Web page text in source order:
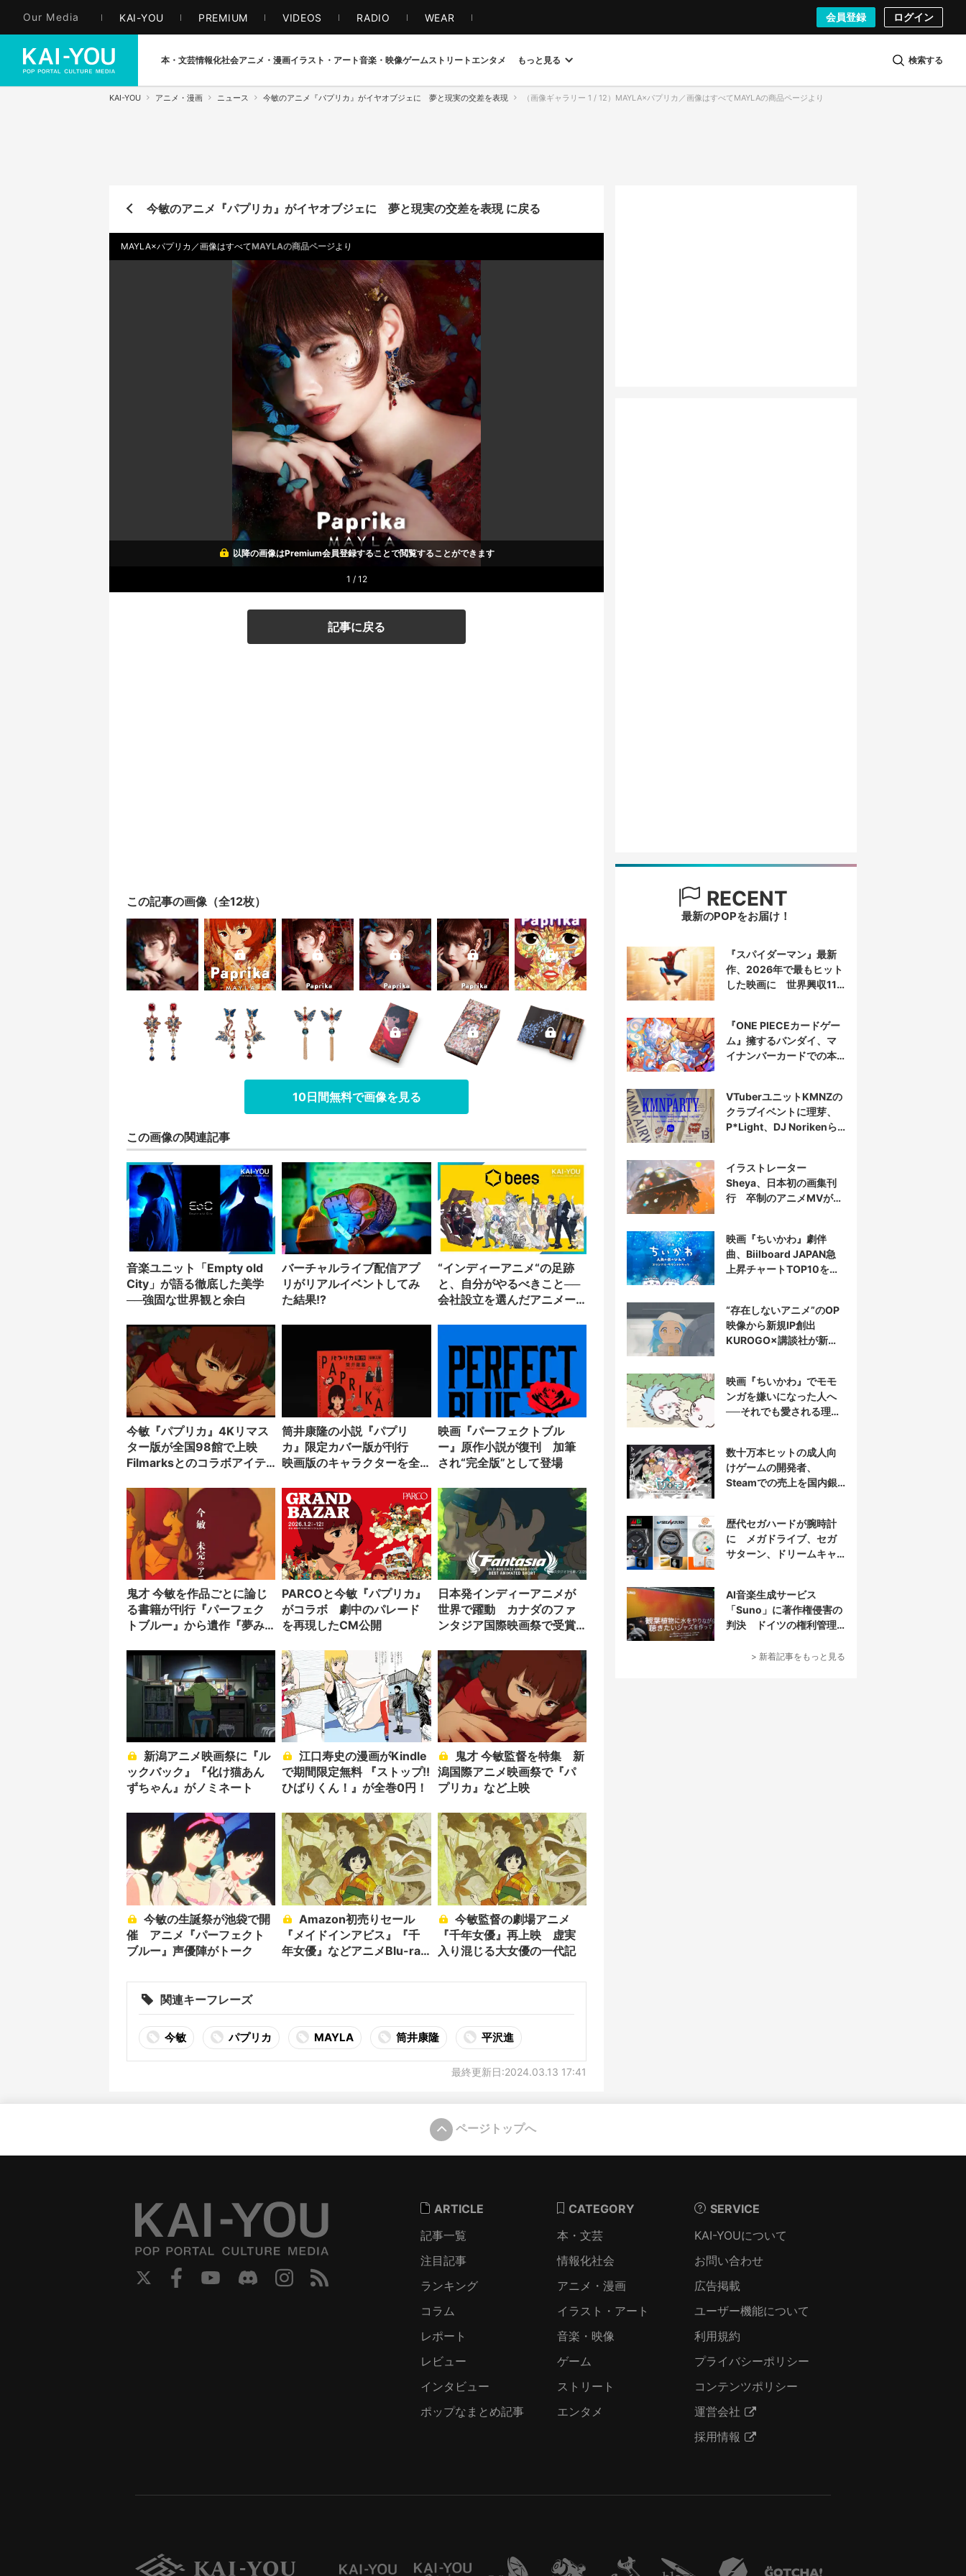
Our Media KAI-YOU PREMIUM VIDEOS RADIO WEAR 会員登録 ログイン
本・文芸情報化社会アニメ・漫画イラスト・アート音楽・映像ゲームストリート エンタメ もっと見る 検索する
KAI-YOU アニメ・漫画 ニュース 今敏のアニメ『パプリカ』がイヤオブジェに 夢と現実の交差を表現 （画像ギャラリー 1 / 12）MAYLA×パプリカ／画像はすべてMAYLAの商品ページより
今敏のアニメ『パプリカ』がイヤオブジェに 夢と現実の交差を表現 に戻る
MAYLA×パプリカ／画像はすべてMAYLAの商品ページより
以降の画像はPremium会員登録することで閲覧することができます
1 / 12
記事に戻る
この記事の画像（全12枚）
10日間無料で画像を見る
この画像の関連記事
音楽ユニット「Empty old
City」が語る徹底した美学
──強固な世界観と余白
バーチャルライブ配信アプ
リがリアルイベントしてみ
た結果!?
“インディーアニメ“の足跡
と、自分がやるべきこと──
会社設立を選んだアニメー
今敏『パプリカ』4Kリマス
ター版が全国98館で上映
Filmarksとのコラボアイテ
筒井康隆の小説『パプリ
カ』限定カバー版が刊行
映画版のキャラクターを全
映画『パーフェクトブル
ー』原作小説が復刊 加筆
され“完全版”として登場
鬼才 今敏を作品ごとに論じ
る書籍が刊行『パーフェク
トブルー』から遺作『夢み
PARCOと今敏『パプリカ』
がコラボ 劇中のパレード
を再現したCM公開
日本発インディーアニメが
世界で躍動 カナダのファ
ンタジア国際映画祭で受賞
ックバック』『化け猫あん
ずちゃん』がノミネート
江口寿史の漫画がKindle
で期間限定無料 『ストップ!!
ひばりくん！』が全巻0円！
潟国際アニメ映画祭で『パ
プリカ』など上映
催 アニメ『パーフェクト
ブルー』声優陣がトーク
Amazon初売りセール
『メイドインアビス』『千
年女優』などアニメBlu-ray
『千年女優』再上映 虚実
入り混じる大女優の一代記
関連キーフレーズ
今敏 パプリカ MAYLA 筒井康隆 平沢進
最終更新日:2024.03.13 17:41
RECENT
最新のPOPをお届け！
『スパイダーマン』最新
作、2026年で最もヒット
した映画に 世界興収11
『ONE PIECEカードゲー
ム』擁するバンダイ、マ
イナンバーカードでの本
VTuberユニットKMNZの
クラブイベントに理芽、
P*Light、DJ Norikenら
イラストレーター
Sheya、日本初の画集刊
行 卒制のアニメMVが話
映画『ちいかわ』劇伴
曲、Biilboard JAPAN急
上昇チャートTOP10を半
“存在しないアニメ”のOP
映像から新規IP創出
KUROGO×講談社が新プ
映画『ちいかわ』でモモ
ンガを嫌いになった人へ
──それでも愛される理由
数十万本ヒットの成人向
けゲームの開発者、
Steamでの売上を国内銀
歴代セガハードが腕時計
に メガドライブ、セガ
サターン、ドリームキャ
AI音楽生成サービス
「Suno」に著作権侵害の
判決 ドイツの権利管理
> 新着記事をもっと見る
ページトップへ
ARTICLE
記事一覧
注目記事
ランキング
コラム
レポート
レビュー
インタビュー
ポップなまとめ記事
CATEGORY
本・文芸
情報化社会
アニメ・漫画
イラスト・アート
音楽・映像
ゲーム
ストリート
エンタメ
SERVICE
KAI-YOUについて
お問い合わせ
広告掲載
ユーザー機能について
利用規約
プライバシーポリシー
コンテンツポリシー
運営会社
採用情報